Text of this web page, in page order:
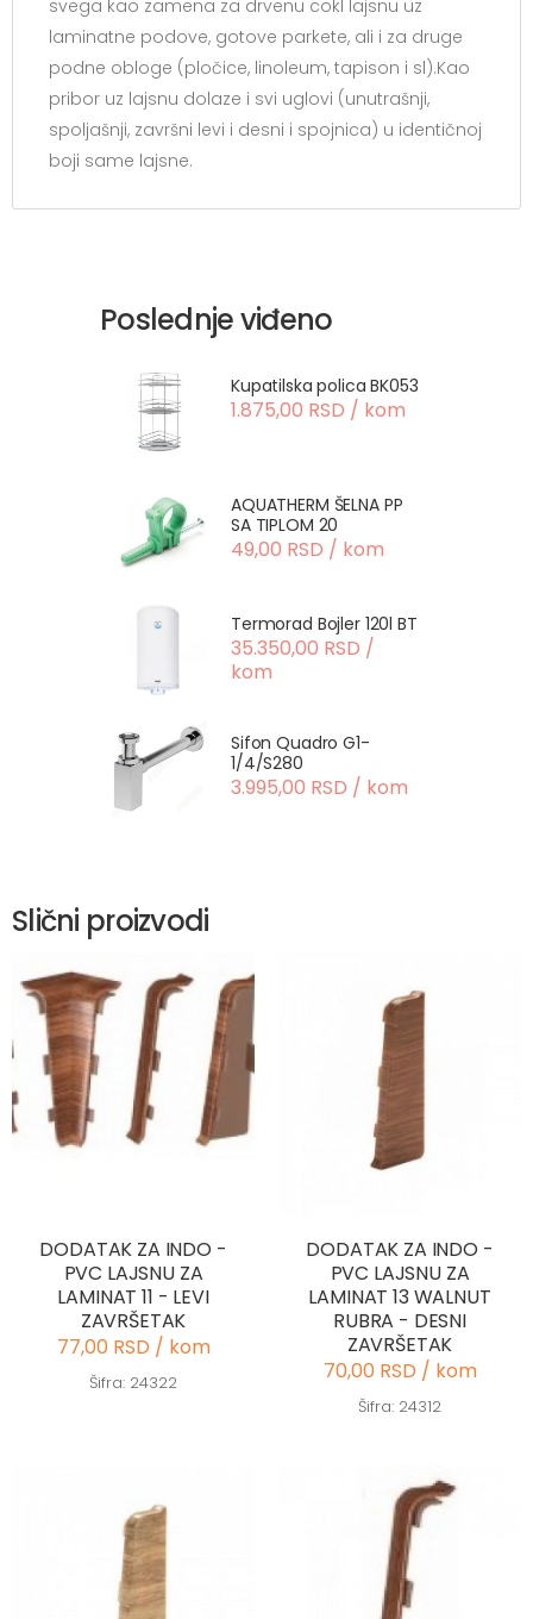
svega kao zamena za drvenu cokl lajsnu uz
laminatne podove, gotove parkete, ali i za druge
podne obloge (pločice, linoleum, tapison i sl).Kao
pribor uz lajsnu dolaze i svi uglovi (unutrašnji,
spoljašnji, završni levi i desni i spojnica) u identičnoj
boji same lajsne.
Poslednje viđeno
Kupatilska polica BK053
1.875,00 RSD / kom
AQUATHERM ŠELNA PP
SA TIPLOM 20
49,00 RSD / kom
Termorad Bojler 120l BT
35.350,00 RSD /
kom
Sifon Quadro G1-
1/4/S280
3.995,00 RSD / kom
Slični proizvodi
DODATAK ZA INDO -
PVC LAJSNU ZA
LAMINAT 11 - LEVI
ZAVRŠETAK
77,00 RSD / kom
Šifra: 24322
DODATAK ZA INDO -
PVC LAJSNU ZA
LAMINAT 13 WALNUT
RUBRA - DESNI
ZAVRŠETAK
70,00 RSD / kom
Šifra: 24312